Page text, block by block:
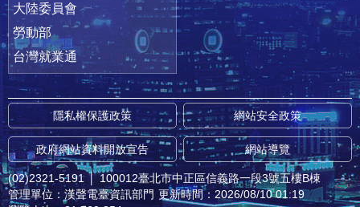
大陸委員會
勞動部
台灣就業通
隱私權保護政策 網站安全政策
政府網站資料開放宣告 網站導覽
(02)2321-5191 │ 100012臺北市中正區信義路一段3號五樓B棟
管理單位：漢聲電臺資訊部門 更新時間：2026/08/10 01:19